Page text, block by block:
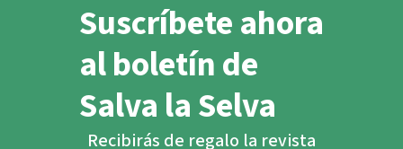
Suscríbete ahora
al boletín de
Salva la Selva
Recibirás de regalo la revista